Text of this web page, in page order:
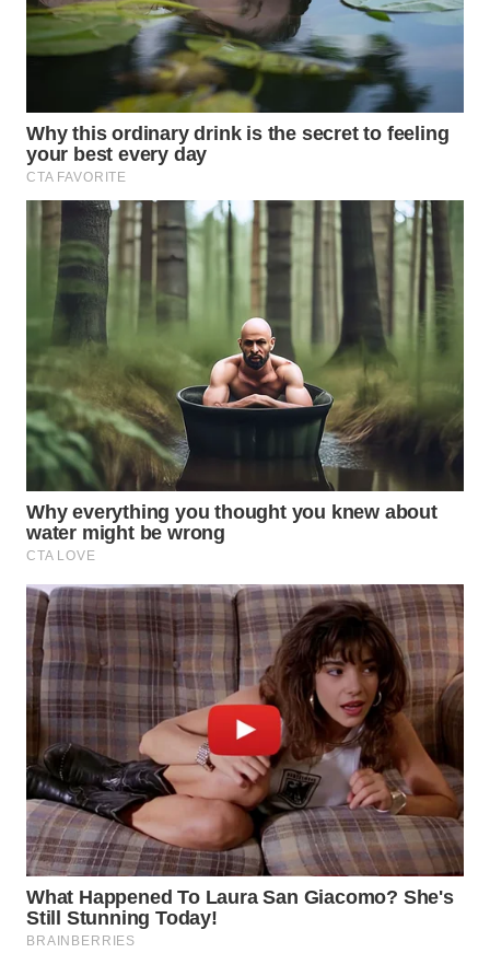
TV
WAHANANEWS
WAHANANEWS
CO ID
WAHANANEWS
NET
WAHANA
SPORT
WAHANA
UMKM
WAHANA
WAHANA
PERSONA
WAHANA
OTOMOTIF
WAHANA
HEALTH
WAHANA
DESA
WISATA
LAPAK
WAHANA